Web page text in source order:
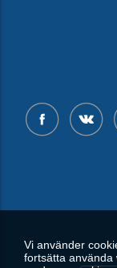
Vi använder
fortsätta använda